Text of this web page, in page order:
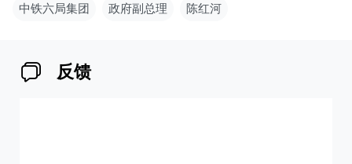
中铁六局集团 政府副总理 陈红河
反馈